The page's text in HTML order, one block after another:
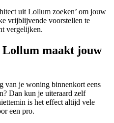
uit Lollum zoeken’ om jouw
vrijblijvende voorstellen te
vergelijken.
maakt jouw
van je woning binnenkort eens
Dan kun je uiteraard zelf
is het effect altijd vele
een pro.